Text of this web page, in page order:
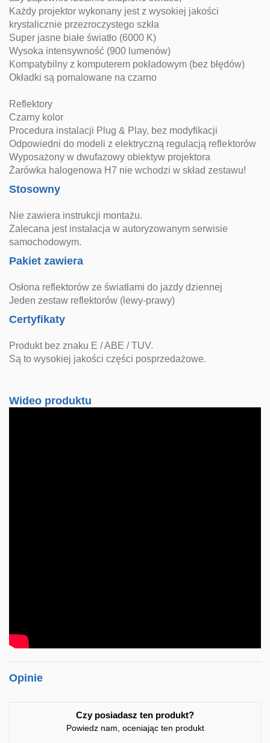
Każdy projektor wykonany jest z wysokiej jakości
krystalicznie przezroczystego szkła
Super jasne białe światło (6000 K)
Wysoka intensywność (900 lumenów)
Kompatybilny z komputerem pokładowym (bez błędów)
Okładki są pomalowane na czarno
Reflektory
Czarny kolor
Procedura instalacji Plug & Play, bez modyfikacji
Odpowiedni do modeli z elektryczną regulacją reflektorów
Wyposażony w dwufazowy obiektyw projektora
Żarówka halogenowa H7 nie wchodzi w skład zestawu!
Stosowny
Nie zawiera instrukcji montażu.
Zalecana jest instalacja w autoryzowanym serwisie
samochodowym.
Pakiet zawiera
Osłona reflektorów ze światłami do jazdy dziennej
Jeden zestaw reflektorów (lewy-prawy)
Certyfikaty
Produkt bez znaku E / ABE / TUV.
Są to wysokiej jakości części posprzedażowe.
Wideo produktu
Opinie
Czy posiadasz ten produkt?
Powiedz nam, oceniając ten produkt